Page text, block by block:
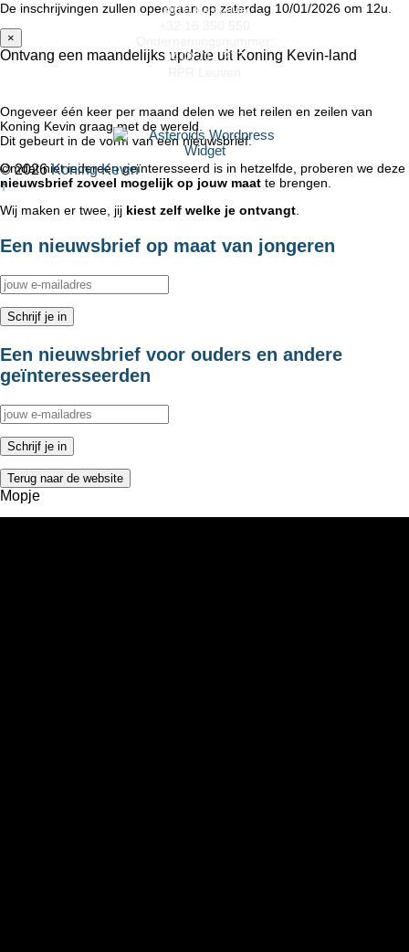
3010 Kessel-lo
0418.712.277
© 2026Koning Kevin
↑
De inschrijvingen zullen opengaan op zaterdag 10/01/2026 om 12u.
×
Ontvang een maandelijks update uit Koning Kevin-land
Ongeveer één keer per maand delen we het reilen en zeilen van
Koning Kevin graag met de wereld.
Dit gebeurt in de vorm van een nieuwsbrief.
Omdat niet iedereen geïnteresseerd is in hetzelfde, proberen we deze
nieuwsbrief zoveel mogelijk op jouw maat te brengen.
Wij maken er twee, jij kiest zelf welke je ontvangt
Een nieuwsbrief op maat van jongeren
Een nieuwsbrief voor ouders en andere
geïnteresseerden
Terug naar de website
Mopje